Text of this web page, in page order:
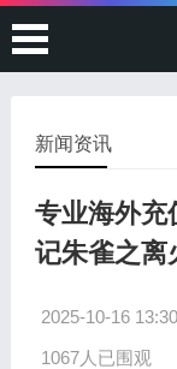
新闻资讯
专业海外充
记朱雀之离
2025-10-16 13:30
1067人已围观